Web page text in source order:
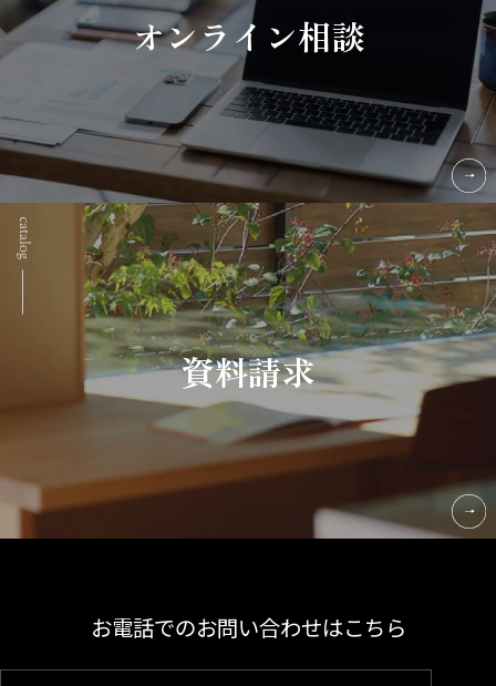
オンライン相談
資料請求
お電話でのお問い合わせはこちら